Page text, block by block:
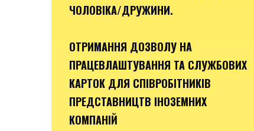
ЧОЛОВІКА/ДРУЖИНИ.
ОТРИМАННЯ ДОЗВОЛУ НА
ПРАЦЕВЛАШТУВАННЯ ТА СЛУЖБОВИХ
КАРТОК ДЛЯ СПІВРОБІТНИКІВ
ПРЕДСТАВНИЦТВ ІНОЗЕМНИХ
КОМПАНІЙ